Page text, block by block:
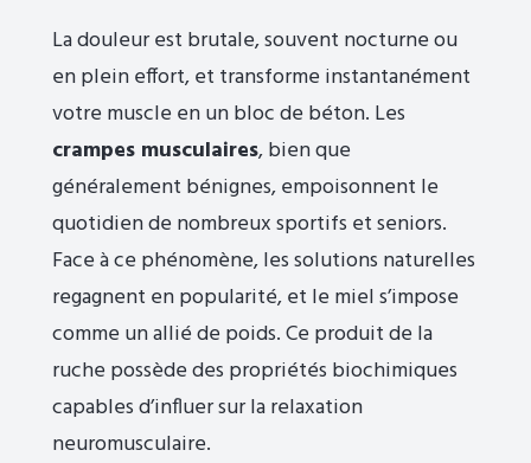
La douleur est brutale, souvent nocturne ou
en plein effort, et transforme instantanément
votre muscle en un bloc de béton. Les
crampes musculaires, bien que
généralement bénignes, empoisonnent le
quotidien de nombreux sportifs et seniors.
Face à ce phénomène, les solutions naturelles
regagnent en popularité, et le miel s’impose
comme un allié de poids. Ce produit de la
ruche possède des propriétés biochimiques
capables d’influer sur la relaxation
neuromusculaire.